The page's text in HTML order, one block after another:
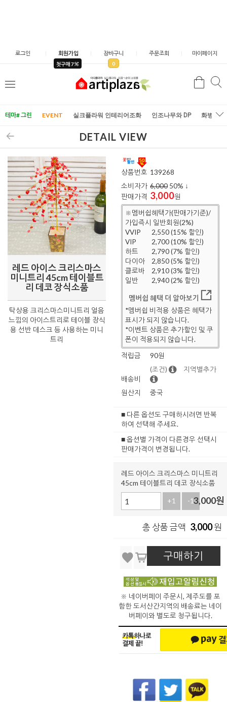
로그인 회원가입
첫구매 7
장바구니
0
주문조회 마이페이지
메
검
테마# 그린 EVENT 실크플라워 인테리어조화 인조나무와 DP 화병/화
DETAIL VIEW
레드 아이스 크리스마스
미니트리 45cm 테이블트
리 데코 장식소품
탁상용 크리스마스미니트리 얼음
느낌의 아이스트리로 테이블 장식
용 선반 데스크 등 사용하는 미니
트리
상품번호 139268
소비자가 6,000 50% ↓
판매가격 3,000원
※멤버쉽혜택가(판매가기준)/
가입즉시 일반회원(2%)
VVIP
2,550 (15% 할인)
VIP
2,700 (10% 할인)
하트
2,790 (7% 할인)
다이아
2,850 (5% 할인)
클로바
2,910 (3% 할인)
일반
2,940 (2% 할인)
멤버쉽 혜택 더 알아보기
*멤버쉽 비적용 상품은 혜택가
표시가 되지 않습니다.
*이벤트 상품은 추가할인 및 쿠
폰이 적용되지 않습니다.
적립금
90원
배송비
(조건) 지역별추가
원산지 중국
■ 다른 옵션도 구매하시려면 반복
하여 선택해 주세요.
■ 옵션별 가격이 다른경우 선택시
판매가격이 변경됩니다.
레드 아이스 크리스마스 미니트리
45cm 테이블트리 데코 장식소품
+1 -13,000원
총 상품 금액 3,000원
구매하기
※ 네이버페이 주문시, 제주도를 포
함한 도서산간지역의 배송료는 네이
버페이와 별도로 청구됩니다.